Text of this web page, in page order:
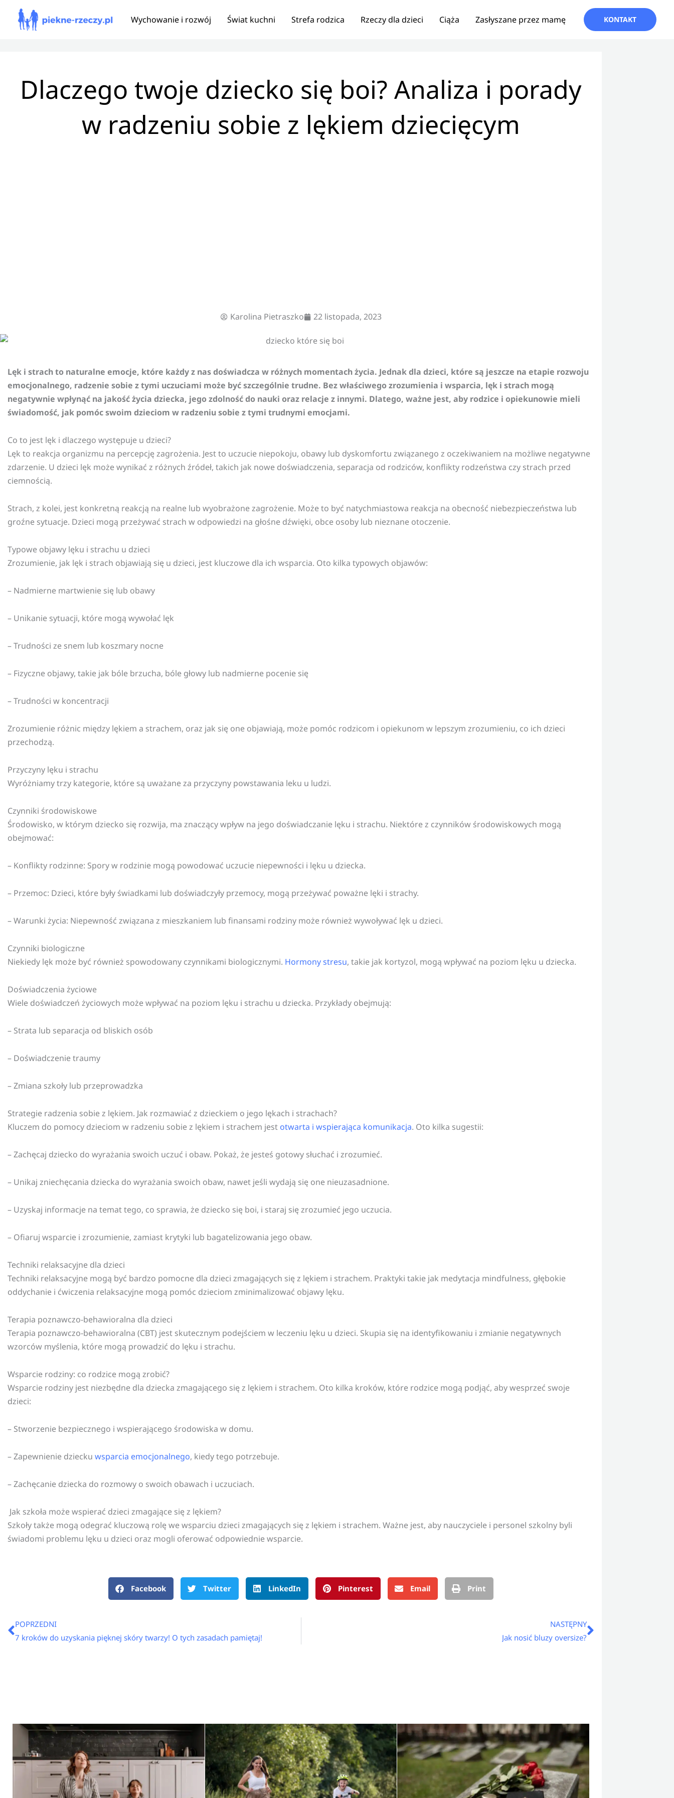
Przejdź
treści
Wychowanie i rozwój Świat kuchni Strefa rodzica Rzeczy dla dzieci Ciąża Zasłyszane przez mamę KONTAKT
Dlaczego twoje dziecko się boi? Analiza i porady
w radzeniu sobie z lękiem dziecięcym
Karolina Pietraszko 22 listopada, 2023
Lęk i strach to naturalne emocje, które każdy z nas doświadcza w różnych momentach życia. Jednak dla dzieci, które są jeszcze na etapie rozwoju
emocjonalnego, radzenie sobie z tymi uczuciami może być szczególnie trudne. Bez właściwego zrozumienia i wsparcia, lęk i strach mogą
negatywnie wpłynąć na jakość życia dziecka, jego zdolność do nauki oraz relacje z innymi. Dlatego, ważne jest, aby rodzice i opiekunowie mieli
świadomość, jak pomóc swoim dzieciom w radzeniu sobie z tymi trudnymi emocjami.
Co to jest lęk i dlaczego występuje u dzieci?
Lęk to reakcja organizmu na percepcję zagrożenia. Jest to uczucie niepokoju, obawy lub dyskomfortu związanego z oczekiwaniem na możliwe negatywne
zdarzenie. U dzieci lęk może wynikać z różnych źródeł, takich jak nowe doświadczenia, separacja od rodziców, konflikty rodzeństwa czy strach przed
ciemnością.
Strach, z kolei, jest konkretną reakcją na realne lub wyobrażone zagrożenie. Może to być natychmiastowa reakcja na obecność niebezpieczeństwa lub
groźne sytuacje. Dzieci mogą przeżywać strach w odpowiedzi na głośne dźwięki, obce osoby lub nieznane otoczenie.
Typowe objawy lęku i strachu u dzieci
Zrozumienie, jak lęk i strach objawiają się u dzieci, jest kluczowe dla ich wsparcia. Oto kilka typowych objawów:
– Nadmierne martwienie się lub obawy
– Unikanie sytuacji, które mogą wywołać lęk
– Trudności ze snem lub koszmary nocne
– Fizyczne objawy, takie jak bóle brzucha, bóle głowy lub nadmierne pocenie się
– Trudności w koncentracji
Zrozumienie różnic między lękiem a strachem, oraz jak się one objawiają, może pomóc rodzicom i opiekunom w lepszym zrozumieniu, co ich dzieci
przechodzą.
Przyczyny lęku i strachu
Wyróżniamy trzy kategorie, które są uważane za przyczyny powstawania leku u ludzi.
Czynniki środowiskowe
Środowisko, w którym dziecko się rozwija, ma znaczący wpływ na jego doświadczanie lęku i strachu. Niektóre z czynników środowiskowych mogą
obejmować:
– Konflikty rodzinne: Spory w rodzinie mogą powodować uczucie niepewności i lęku u dziecka.
– Przemoc: Dzieci, które były świadkami lub doświadczyły przemocy, mogą przeżywać poważne lęki i strachy.
– Warunki życia: Niepewność związana z mieszkaniem lub finansami rodziny może również wywoływać lęk u dzieci.
Czynniki biologiczne
Niekiedy lęk może być również spowodowany czynnikami biologicznymi. Hormony stresu, takie jak kortyzol, mogą wpływać na poziom lęku u dziecka.
Doświadczenia życiowe
Wiele doświadczeń życiowych może wpływać na poziom lęku i strachu u dziecka. Przykłady obejmują:
– Strata lub separacja od bliskich osób
– Doświadczenie traumy
– Zmiana szkoły lub przeprowadzka
Strategie radzenia sobie z lękiem. Jak rozmawiać z dzieckiem o jego lękach i strachach?
Kluczem do pomocy dzieciom w radzeniu sobie z lękiem i strachem jest otwarta i wspierająca komunikacja. Oto kilka sugestii:
– Zachęcaj dziecko do wyrażania swoich uczuć i obaw. Pokaż, że jesteś gotowy słuchać i zrozumieć.
– Unikaj zniechęcania dziecka do wyrażania swoich obaw, nawet jeśli wydają się one nieuzasadnione.
– Uzyskaj informacje na temat tego, co sprawia, że dziecko się boi, i staraj się zrozumieć jego uczucia.
– Ofiaruj wsparcie i zrozumienie, zamiast krytyki lub bagatelizowania jego obaw.
Techniki relaksacyjne dla dzieci
Techniki relaksacyjne mogą być bardzo pomocne dla dzieci zmagających się z lękiem i strachem. Praktyki takie jak medytacja mindfulness, głębokie
oddychanie i ćwiczenia relaksacyjne mogą pomóc dzieciom zminimalizować objawy lęku.
Terapia poznawczo-behawioralna dla dzieci
Terapia poznawczo-behawioralna (CBT) jest skutecznym podejściem w leczeniu lęku u dzieci. Skupia się na identyfikowaniu i zmianie negatywnych
wzorców myślenia, które mogą prowadzić do lęku i strachu.
Wsparcie rodziny: co rodzice mogą zrobić?
Wsparcie rodziny jest niezbędne dla dziecka zmagającego się z lękiem i strachem. Oto kilka kroków, które rodzice mogą podjąć, aby wesprzeć swoje
dzieci:
– Stworzenie bezpiecznego i wspierającego środowiska w domu.
– Zapewnienie dziecku wsparcia emocjonalnego, kiedy tego potrzebuje.
– Zachęcanie dziecka do rozmowy o swoich obawach i uczuciach.
Jak szkoła może wspierać dzieci zmagające się z lękiem?
Szkoły także mogą odegrać kluczową rolę we wsparciu dzieci zmagających się z lękiem i strachem. Ważne jest, aby nauczyciele i personel szkolny byli
świadomi problemu lęku u dzieci oraz mogli oferować odpowiednie wsparcie.
Facebook Twitter LinkedIn Pinterest Email Print
Prev
POPRZEDNI
7 kroków do uzyskania pięknej skóry twarzy! O tych zasadach pamiętaj!
NASTĘPNY
Jak nosić bluzy oversize?
Następny